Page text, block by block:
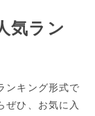
気ラン
ンキング形式で
ぜひ、お気に入